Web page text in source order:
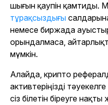
шығын қаупін қамтиды.
тұрақсыздығы
немесе биржада
орындалмаса,
мүмкін.
Алайда, крипто
активтеріңізді
сіз білетін біреуге